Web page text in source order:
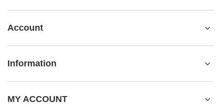
Account
Information
MY ACCOUNT